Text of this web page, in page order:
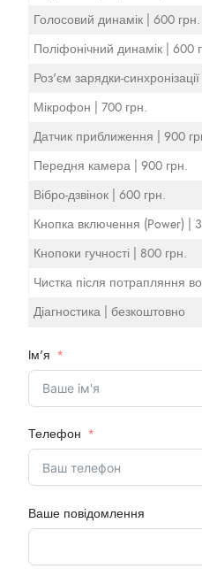
Голосовий динамік | 600 грн.
Поліфонічний динамік | 600
Роз'єм зарядки-
Мікрофон | 700 грн.
Датчик приближення | 900
Передня камера | 900 грн.
Вібро-дзвінок | 600 грн.
Кнопка включення (Power) |
Кнопоки гучності | 800 грн.
Чистка після потрапляння
Діагностика | безкоштовно
Iм'я
Телефон
Ваше повідомлення